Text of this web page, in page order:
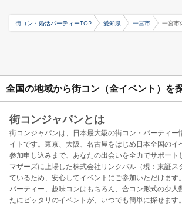
街コン・婚活パーティーTOP 愛知県 一宮市 一宮市
全国の地域から街コン（全イベント）を
街コンジャパンとは
街コンジャパンは、日本最大級の街コン・パーティー
イトです。東京、大阪、名古屋をはじめ日本全国のイ
参加申し込みまで、あなたの出会いを全力でサポート
マザーズに上場した株式会社リンクバル（現：東証ス
ているため、安心してイベントにご参加いただけます
パーティー、趣味コンはもちろん、合コン形式の少人
たにピッタリのイベントが、いつでも簡単に探せます。